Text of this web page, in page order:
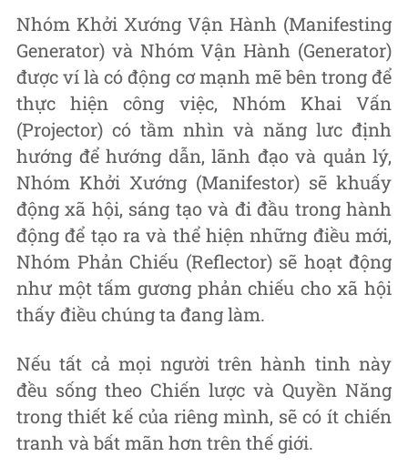
Nhóm Khởi Xướng Vận Hành (Manifesting
Generator) và Nhóm Vận Hành (Generator)
được ví là có động cơ mạnh mẽ bên trong để
thực hiện công việc, Nhóm Khai Vấn
(Projector) có tầm nhìn và năng lưc định
hướng để hướng dẫn, lãnh đạo và quản lý,
Nhóm Khởi Xướng (Manifestor) sẽ khuấy
động xã hội, sáng tạo và đi đầu trong hành
động để tạo ra và thể hiện những điều mới,
Nhóm Phản Chiếu (Reflector) sẽ hoạt động
như một tấm gương phản chiếu cho xã hội
thấy điều chúng ta đang làm.
Nếu tất cả mọi người trên hành tinh này
đều sống theo Chiến lược và Quyền Năng
trong thiết kế của riêng mình, sẽ có ít chiến
tranh và bất mãn hơn trên thế giới.